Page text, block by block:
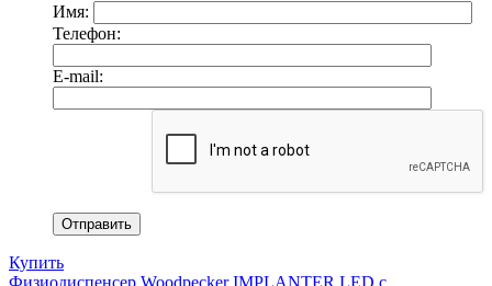
Имя:
Телефон:
E-mail:
Купить
Физиодиспенсер Woodpecker IMPLANTER LED с